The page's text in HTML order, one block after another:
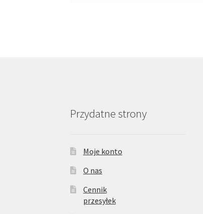
Przydatne strony
Moje konto
O nas
Cennik
przesyłek